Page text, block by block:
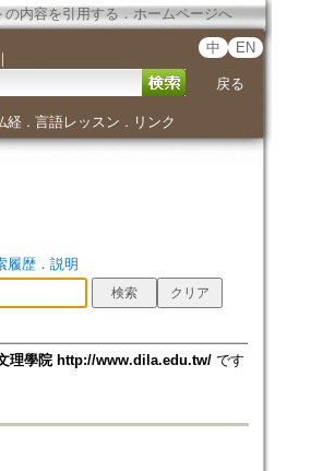
の内容を引用する ． ホームページへ
｜
中 EN
戻る
経． 言語レッスン ． リンク
履歴． 説明
理學院 http://www.dila.edu.tw/です